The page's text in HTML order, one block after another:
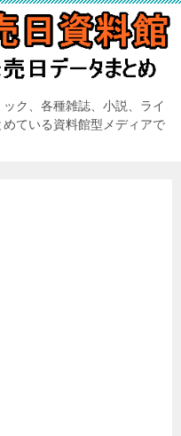
ク、各種雑誌、小説、ライ
ている資料館型メディアで